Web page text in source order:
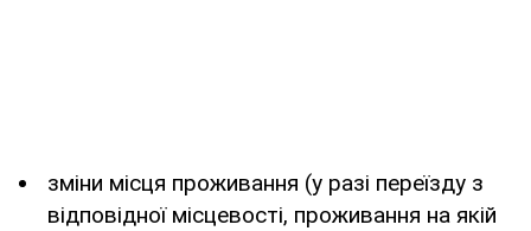
зміни місця проживання (у разі переїзду з
відповідної місцевості, проживання на якій